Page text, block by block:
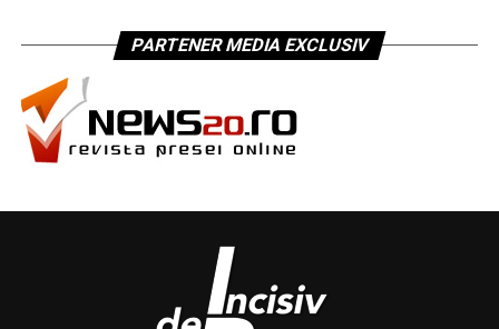
PARTENER MEDIA EXCLUSIV